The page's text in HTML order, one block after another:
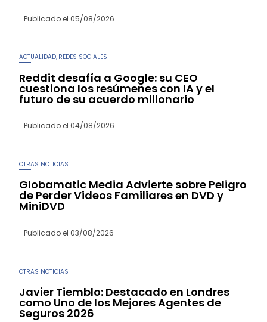
Publicado el 05/08/2026
ACTUALIDAD REDES SOCIALES
Reddit desafía a Google: su CEO
cuestiona los resúmenes con IA y el
futuro de su acuerdo millonario
Publicado el 04/08/2026
OTRAS NOTICIAS
Globamatic Media Advierte sobre Peligro
de Perder Videos Familiares en DVD y
MiniDVD
Publicado el 03/08/2026
OTRAS NOTICIAS
Javier Tiemblo: Destacado en Londres
como Uno de los Mejores Agentes de
Seguros 2026